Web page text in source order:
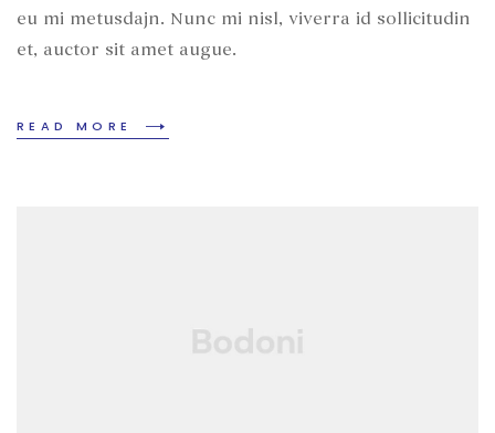
eu mi metusdajn. Nunc mi nisl, viverra id sollicitudin
et, auctor sit amet augue.
READ MORE